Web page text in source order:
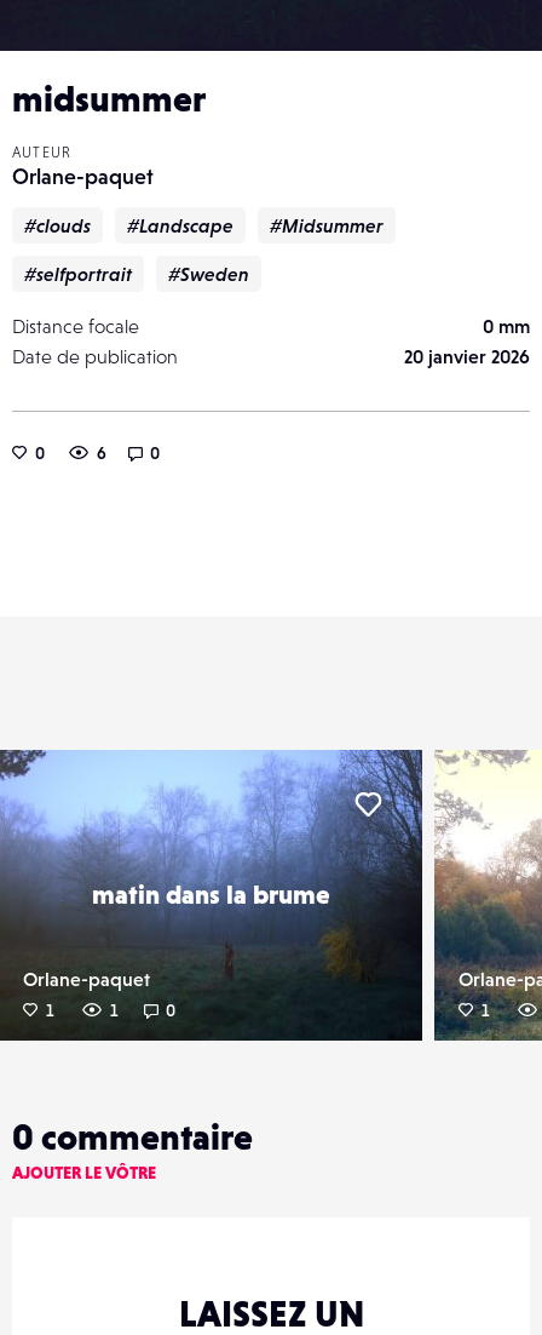
midsummer
AUTEUR
Orlane-paquet
#clouds #Landscape #Midsummer
#selfportrait #Sweden
Distance focale
0 mm
Date de publication
20 janvier 2026
0 6 0
matin dans la brume
Orlane-paquet
1 1 0
Liker
Orlane-
1
0 commentaire
AJOUTER LE VÔTRE
LAISSEZ UN